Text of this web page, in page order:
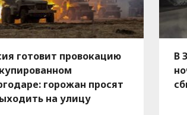
готовит провокацию
горожан просят
на улицу
В